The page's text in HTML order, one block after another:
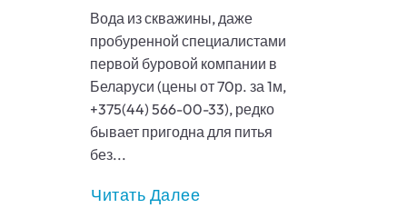
Вода из скважины, даже
пробуренной специалистами
первой буровой компании в
Беларуси (цены от 70р. за 1м,
+375(44) 566-00-33), редко
бывает пригодна для питья
без...
Читать Далее